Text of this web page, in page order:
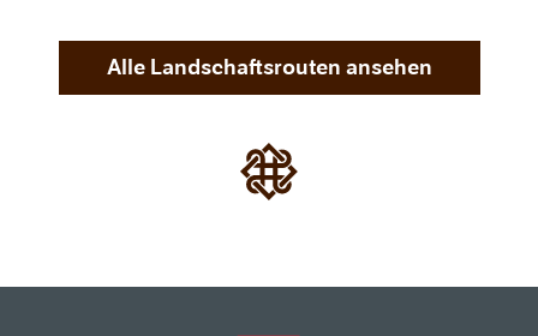
Alle Landschaftsrouten ansehen